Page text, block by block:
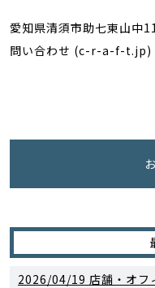
愛知県清須市助七東山
問い合わせ (c-r-a-f-t.jp)
2026/04/19 店舗・オフ